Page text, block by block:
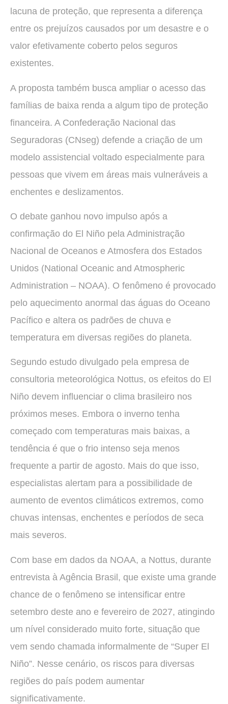
lacuna de proteção, que representa a diferença
entre os prejuízos causados por um desastre e o
valor efetivamente coberto pelos seguros
existentes.
A proposta também busca ampliar o acesso das
famílias de baixa renda a algum tipo de proteção
financeira. A Confederação Nacional das
Seguradoras (CNseg) defende a criação de um
modelo assistencial voltado especialmente para
pessoas que vivem em áreas mais vulneráveis a
enchentes e deslizamentos.
O debate ganhou novo impulso após a
confirmação do El Niño pela Administração
Nacional de Oceanos e Atmosfera dos Estados
Unidos (National Oceanic and Atmospheric
Administration – NOAA). O fenômeno é provocado
pelo aquecimento anormal das águas do Oceano
Pacífico e altera os padrões de chuva e
temperatura em diversas regiões do planeta.
Segundo estudo divulgado pela empresa de
consultoria meteorológica Nottus, os efeitos do El
Niño devem influenciar o clima brasileiro nos
próximos meses. Embora o inverno tenha
começado com temperaturas mais baixas, a
tendência é que o frio intenso seja menos
frequente a partir de agosto. Mais do que isso,
especialistas alertam para a possibilidade de
aumento de eventos climáticos extremos, como
chuvas intensas, enchentes e períodos de seca
mais severos.
Com base em dados da NOAA, a Nottus, durante
entrevista à Agência Brasil, que existe uma grande
chance de o fenômeno se intensificar entre
setembro deste ano e fevereiro de 2027, atingindo
um nível considerado muito forte, situação que
vem sendo chamada informalmente de “Super El
Niño”. Nesse cenário, os riscos para diversas
regiões do país podem aumentar
significativamente.